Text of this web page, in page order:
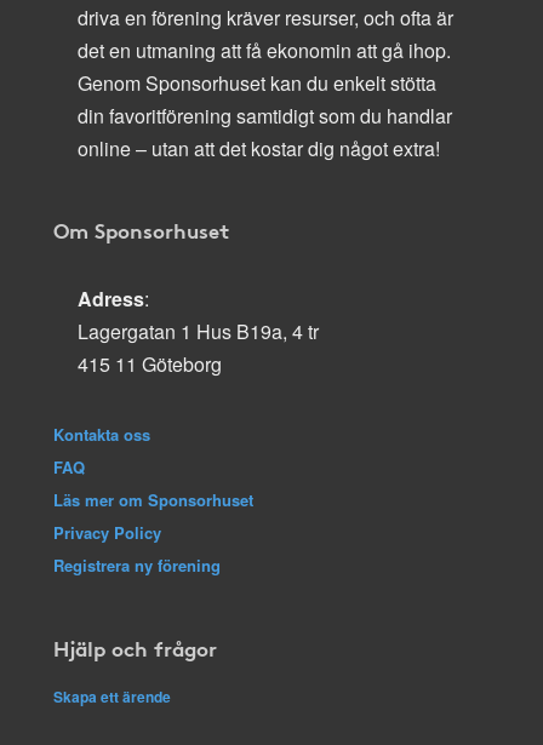
driva en förening kräver resurser, och ofta är
det en utmaning att få ekonomin att gå ihop.
Genom Sponsorhuset kan du enkelt stötta
din favoritförening samtidigt som du handlar
online – utan att det kostar dig något extra!
Om Sponsorhuset
Adress:
Lagergatan 1 Hus B19a, 4 tr
415 11 Göteborg
Kontakta oss
FAQ
Läs mer om Sponsorhuset
Privacy Policy
Registrera ny förening
Hjälp och frågor
Skapa ett ärende